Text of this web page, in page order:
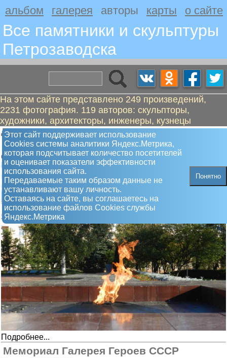
альбом галерея авторы карты о сайте
Все памятники и скульптуры
Петрозаводскa
На этом сайте представлено 249 произведений,
2231 фотография. 119 авторов: скульпторы,
художники, архитекторы, инженеры, кузнецы
Этот сайт поддерживает использование
Сookies системы аналитики Яндекс.Метрика,
которая подсчитывает количество посетителей
и оценивает показатели эффективности
использования сайта.
Передаваемые таким образом данные не
устанавливают вашу личность.
Оставаясь на сайте, вы соглашаетесь на
использование файлов Сookies службы
Яндекс.Метрика
Понятно
Давидян Людвиг Карапетович
Мемориал Вечный огонь
Открыт 8 мая 1969 года
Подробнее...
Мемориал Галерея Героев СССР